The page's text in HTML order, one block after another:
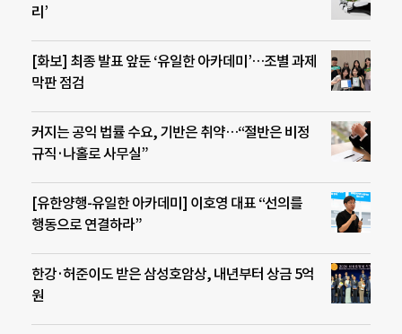
리’
[화보] 최종 발표 앞둔 ‘유일한 아카데미’…조별 과제
막판 점검
커지는 공익 법률 수요, 기반은 취약…“절반은 비정
규직·나홀로 사무실”
[유한양행-유일한 아카데미] 이호영 대표 “선의를
행동으로 연결하라”
한강·허준이도 받은 삼성호암상, 내년부터 상금 5억
원